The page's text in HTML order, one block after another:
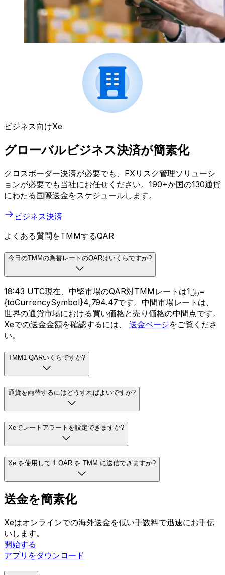
ビジネス向けXe
グローバルビジネス決済が簡素化
クロスボーダー決済が必要でも、FXリスク管理ソリューシ
ョンが必要でも当社にお任せください。190+か国の130通貨
にわたる国際送金をスケジュールします。
ビジネス決済
よくある質問をTMMするQAR
今日のTMMの為替レートのQARはいくらですか?
18:43 UTC現在、中堅市場のQAR対TMMレートは﷼1=
{toCurrencySymbol}4,794.47です。中間市場レートは、
世界の通貨市場における買い価格と売り価格の中間点です。
Xeでの送金金額を確認するには、 送金ページをご覧くださ
い。
TMM1 QARいくらですか?
通貨を両替するにはどうすればよいですか?
Xeでレートアラートを設定できますか?
Xe を使用して 1 QAR を TMM に送信できますか?
送金を簡素化
Xeはオンラインでの海外送金を低い手数料で迅速にお手伝
いします。
開始する
アプリをダウンロード